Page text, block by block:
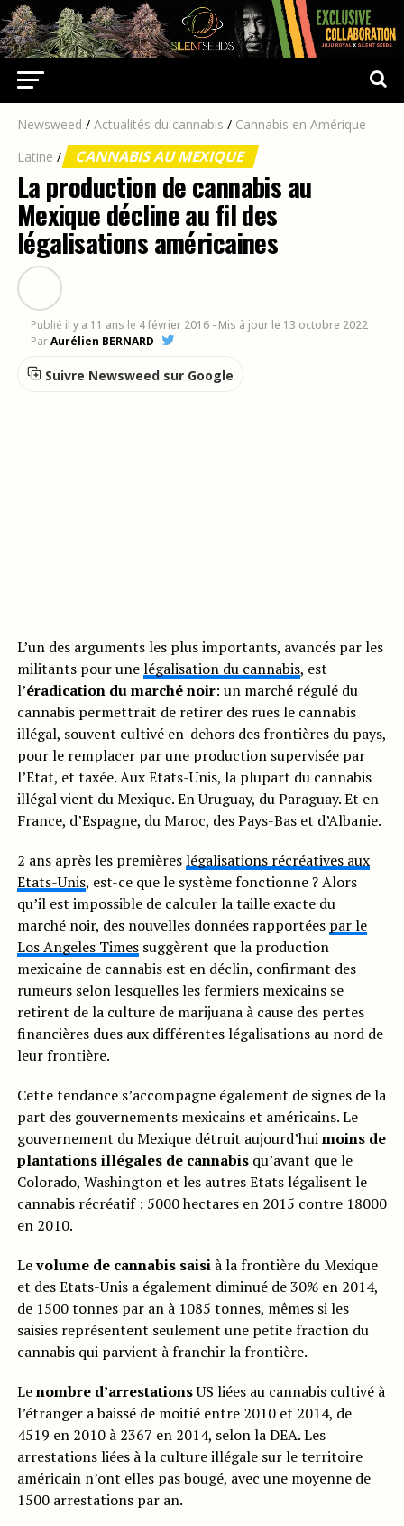
Newsweed / Actualités du cannabis / Cannabis en Amérique
Latine / CANNABIS AU MEXIQUE
La production de cannabis au
Mexique décline au fil des
légalisations américaines
Publié il y a 11 ans le 4 février 2016 - Mis à jour le 13 octobre 2022
ParAurélien BERNARD
Suivre Newsweed sur Google
L’un des arguments les plus importants, avancés par les
militants pour unelégalisation du cannabis, est
l’éradication du marché noir: un marché régulé du
cannabis permettrait de retirer des rues le cannabis
illégal, souvent cultivé en-dehors des frontières du pays,
pour le remplacer par une production supervisée par
l’Etat, et taxée. Aux Etats-Unis, la plupart du cannabis
illégal vient du Mexique. En Uruguay, du Paraguay. Et en
France, d’Espagne, du Maroc, des Pays-Bas et d’Albanie.
2 ans après les premièreslégalisations récréatives aux
Etats-Unis, est-ce que le système fonctionne ? Alors
qu’il est impossible de calculer la taille exacte du
marché noir, des nouvelles données rapportées par le
Los Angeles Timessuggèrent que la production
mexicaine de cannabis est en déclin, confirmant des
rumeurs selon lesquelles les fermiers mexicains se
retirent de la culture de marijuana à cause des pertes
financières dues aux différentes légalisations au nord de
leur frontière.
Cette tendance s’accompagne également de signes de la
part des gouvernements mexicains et américains. Le
gouvernement du Mexique détruit aujourd’huimoins de
plantations illégales de cannabisqu’avant que le
Colorado, Washington et les autres Etats légalisent le
cannabis récréatif : 5000 hectares en 2015 contre 18000
en 2010.
Levolume de cannabis saisià la frontière du Mexique
et des Etats-Unis a également diminué de 30% en 2014,
de 1500 tonnes par an à 1085 tonnes, mêmes si les
saisies représentent seulement une petite fraction du
cannabis qui parvient à franchir la frontière.
Lenombre d’arrestationsUS liées au cannabis cultivé à
l’étranger a baissé de moitié entre 2010 et 2014, de
4519 en 2010 à 2367 en 2014, selon la DEA. Les
arrestations liées à la culture illégale sur le territoire
américain n’ont elles pas bougé, avec une moyenne de
1500 arrestations par an.